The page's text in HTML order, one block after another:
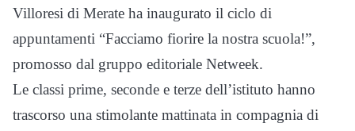
Villoresi di Merate ha inaugurato il ciclo di
appuntamenti “Facciamo fiorire la nostra scuola!”,
promosso dal gruppo editoriale Netweek.
Le classi prime, seconde e terze dell’istituto hanno
trascorso una stimolante mattinata in compagnia di